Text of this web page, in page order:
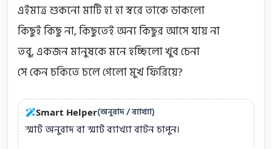
এইমাত্র শুকনো মাটি হা হা স্বরে তাকে ডাকলো
কিছুই কিছু না, কিছুতেই অন্য কিছুর আসে যায় না
তবু, একজন মানুষকে মনে হচ্ছিলো খুব চেনা
সে কেন চকিতে চলে গেলো মুখ ফিরিয়ে?
Smart Helper(অনুবাদ / ব্যাখ্যা)
স্মার্ট অনুবাদ বা স্মার্ট ব্যাখ্যা বাটন চাপুন।